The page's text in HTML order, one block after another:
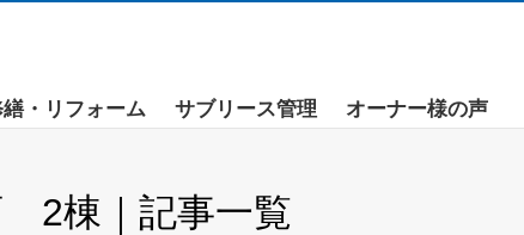
・リフォーム サブリース管理 オーナー様の声
2棟｜記事一覧